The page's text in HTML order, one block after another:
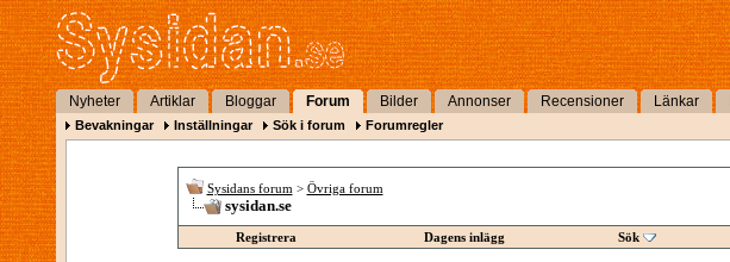
Nyheter Artiklar Bloggar Forum Bilder Annonser Recensioner Länkar
Bevakningar Inställningar Sök i forum Forumregler
Sysidans forum > Övriga forum
sysidan.se
Registrera
Dagens inlägg Sök